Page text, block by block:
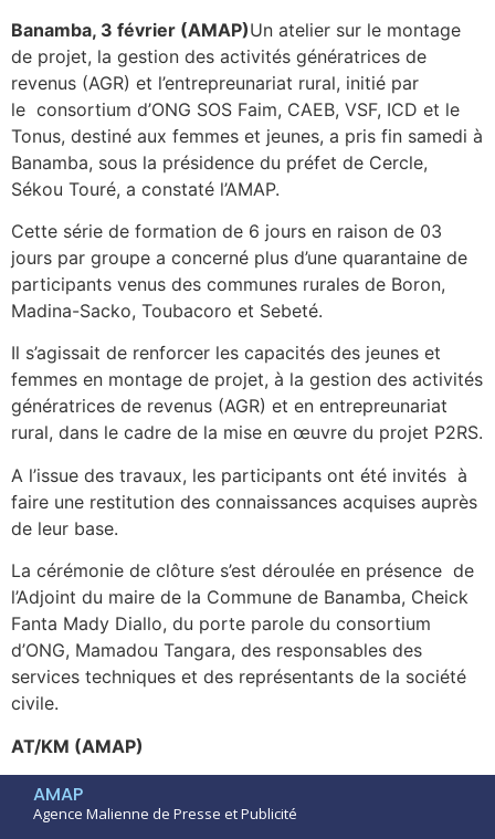
Banamba, 3 février (AMAP)Un atelier sur le montage
de projet, la gestion des activités génératrices de
revenus (AGR) et l’entrepreunariat rural, initié par
le consortium d’ONG SOS Faim, CAEB, VSF, ICD et le
Tonus, destiné aux femmes et jeunes, a pris fin samedi à
Banamba, sous la présidence du préfet de Cercle,
Sékou Touré, a constaté l’AMAP.
Cette série de formation de 6 jours en raison de 03
jours par groupe a concerné plus d’une quarantaine de
participants venus des communes rurales de Boron,
Madina-Sacko, Toubacoro et Sebeté.
Il s’agissait de renforcer les capacités des jeunes et
femmes en montage de projet, à la gestion des activités
génératrices de revenus (AGR) et en entrepreunariat
rural, dans le cadre de la mise en œuvre du projet P2RS.
A l’issue des travaux, les participants ont été invités à
faire une restitution des connaissances acquises auprès
de leur base.
La cérémonie de clôture s’est déroulée en présence de
l’Adjoint du maire de la Commune de Banamba, Cheick
Fanta Mady Diallo, du porte parole du consortium
d’ONG, Mamadou Tangara, des responsables des
services techniques et des représentants de la société
civile.
AT/KM (AMAP)
AMAP
Agence Malienne de Presse et Publicité